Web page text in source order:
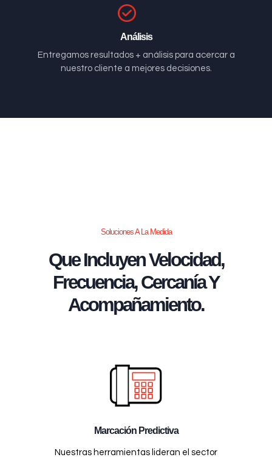
Análisis
Entregamos resultados + análisis para acercar a
nuestro cliente a mejores decisiones.
Soluciones A La Medida
Que Incluyen Velocidad,
Frecuencia, Cercanía Y
Acompañamiento.
Marcación Predictiva
Nuestras herramientas lideran el sector